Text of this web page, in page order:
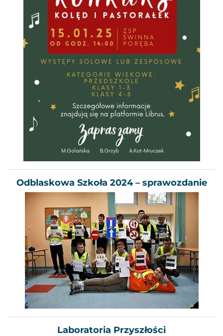
Odblaskowa Szkoła 2024 – sprawozdanie
Laboratoria Przyszłości